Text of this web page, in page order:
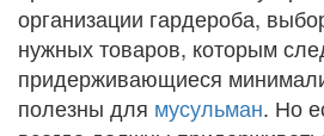
организации гардероба,
нужных товаров, которым
придерживающиеся
полезны для мусульман. Но